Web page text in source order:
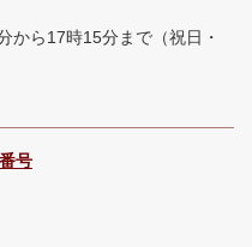
から17時15分まで （祝日・
号